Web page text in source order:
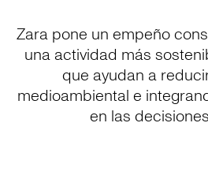
Zara pone un empeño
una actividad más
que ayudan a
medioambiental e
en las